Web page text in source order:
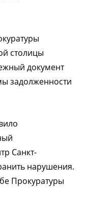
столицы
документ
задолженности
Санкт-
нарушения.
Прокуратуры